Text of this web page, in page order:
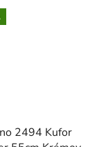
2494 Kufor